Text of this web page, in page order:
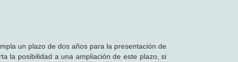
un plazo de dos años para la presentación de
la posibilidad a una ampliación de este plazo, si